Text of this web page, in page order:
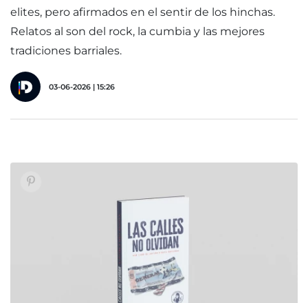
elites, pero afirmados en el sentir de los hinchas.
Relatos al son del rock, la cumbia y las mejores
tradiciones barriales.
03-06-2026 | 15:26